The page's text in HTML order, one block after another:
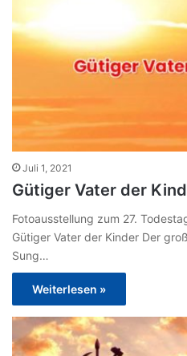
Juli 1, 2021
Gütiger Vater der
Fotoausstellung zum 27.
Gütiger Vater der Kinder Der
Sung…
Weiterlesen »